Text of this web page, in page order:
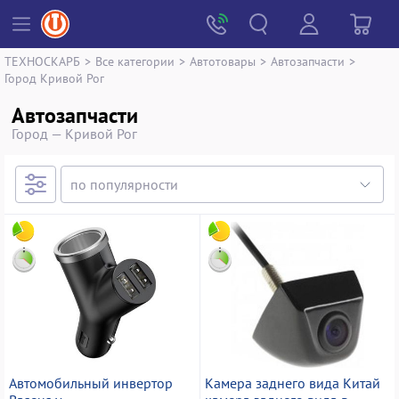
ТЕХНОСКАРБ > Все категории > Автотовары > Автозапчасти >
Город Кривой Рог
Автозапчасти
Город — Кривой Рог
Автомобильный инвертор
Камера заднего вида Китай